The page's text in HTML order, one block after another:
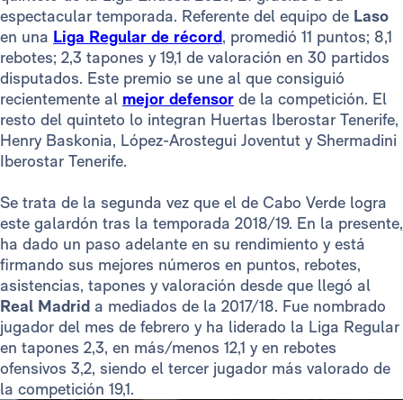
espectacular temporada. Referente del equipo de Laso
en una Liga Regular de récord, promedió 11 puntos; 8,1
rebotes; 2,3 tapones y 19,1 de valoración en 30 partidos
disputados. Este premio se une al que consiguió
recientemente al mejor defensor de la competición. El
resto del quinteto lo integran Huertas Iberostar Tenerife,
Henry Baskonia, López-Arostegui Joventut y Shermadini
Iberostar Tenerife.
Se trata de la segunda vez que el de Cabo Verde logra
este galardón tras la temporada 2018/19. En la presente,
ha dado un paso adelante en su rendimiento y está
firmando sus mejores números en puntos, rebotes,
asistencias, tapones y valoración desde que llegó al
Real Madrid a mediados de la 2017/18. Fue nombrado
jugador del mes de febrero y ha liderado la Liga Regular
en tapones 2,3, en más/menos 12,1 y en rebotes
ofensivos 3,2, siendo el tercer jugador más valorado de
la competición 19,1.